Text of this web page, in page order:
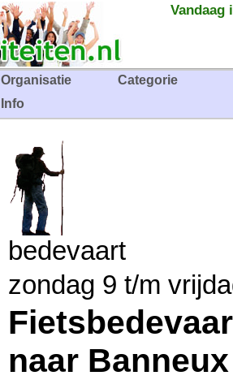
Vandaag
Organisatie
Categorie
Info
bedevaart
zondag 9 t/m
naar Banneux